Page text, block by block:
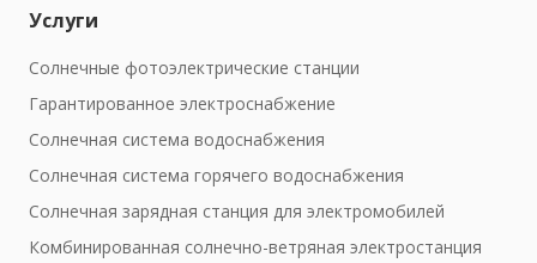
Услуги
Солнечные фотоэлектрические станции
Гарантированное электроснабжение
Солнечная система водоснабжения
Солнечная система горячего водоснабжения
Солнечная зарядная станция для электромобилей
Комбинированная солнечно-ветряная электростанция